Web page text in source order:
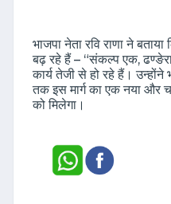
भाजपा नेता रवि राणा ने
बढ़ रहे हैं – “संकल्प एक, ढण्ङेरा
कार्य तेजी से हो रहे हैं। उन्होंने
तक इस मार्ग का एक नया
को मिलेगा।